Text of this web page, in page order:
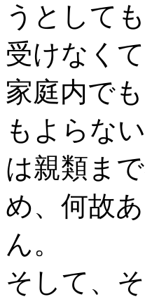
うとして
受けなく
家庭内で
もよらな
は親類ま
め、何故
ん。
そして、